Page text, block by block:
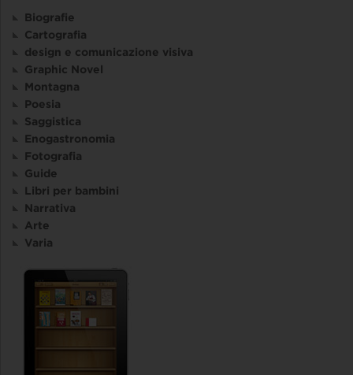
Biografie
Cartografia
design e comunicazione visiva
Graphic Novel
Montagna
Poesia
Saggistica
Enogastronomia
Fotografia
Guide
Libri per bambini
Narrativa
Arte
Varia